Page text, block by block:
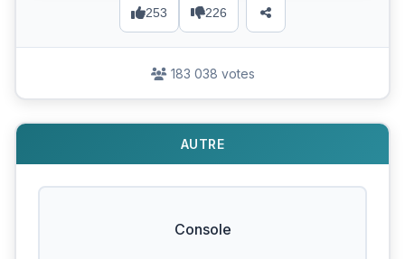
253 226
183 038 votes
AUTRE
Console